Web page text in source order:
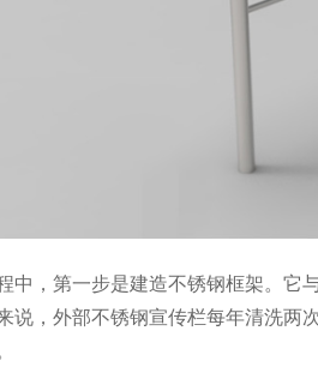
中，第一步是建造不锈钢框架。它
说，外部不锈钢宣传栏每年清洗两